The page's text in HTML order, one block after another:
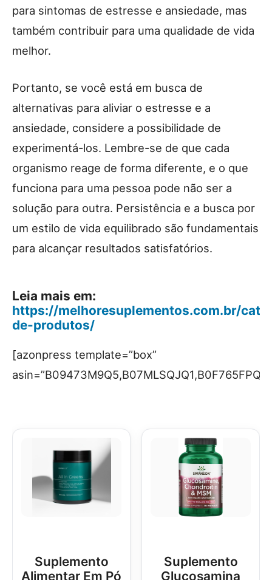
para sintomas de estresse e ansiedade, mas
também contribuir para uma qualidade de vida
melhor.
Portanto, se você está em busca de
alternativas para aliviar o estresse e a
ansiedade, considere a possibilidade de
experimentá-los. Lembre-se de que cada
organismo reage de forma diferente, e o que
funciona para uma pessoa pode não ser a
solução para outra. Persistência e a busca por
um estilo de vida equilibrado são fundamentais
para alcançar resultados satisfatórios.
Leia mais em:
https://melhoresuplementos.com.br/
de-produtos/
[azonpress template=”box”
Suplemento
Alimentar Em Pó
Suplemento
Glucosamina